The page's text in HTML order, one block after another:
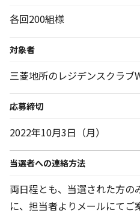
各回200組様
対象者
三菱地所のレジデンスクラブ
応募締切
2022年10月3日（月）
当選者への連絡方法
両日程とも、当選された方
に、担当者よりメールにてご